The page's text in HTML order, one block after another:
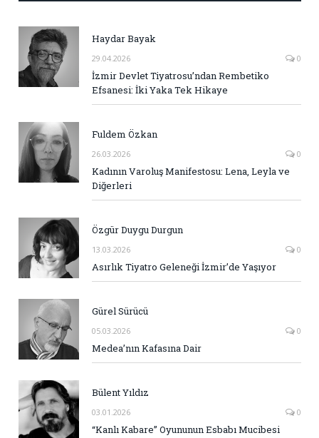
Haydar Bayak
29.04.2026 0
İzmir Devlet Tiyatrosu’ndan Rembetiko
Efsanesi: İki Yaka Tek Hikaye
Fuldem Özkan
26.03.2026 0
Kadının Varoluş Manifestosu: Lena, Leyla ve
Diğerleri
Özgür Duygu Durgun
13.03.2026 0
Asırlık Tiyatro Geleneği İzmir’de Yaşıyor
Gürel Sürücü
05.03.2026 0
Medea’nın Kafasına Dair
Bülent Yıldız
03.01.2026 0
“Kanlı Kabare” Oyununun Esbabı Mucibesi